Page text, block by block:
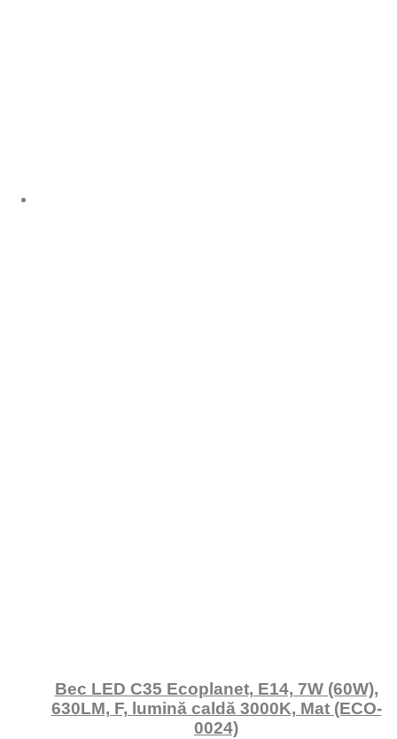
Bec LED C35 Ecoplanet, E14, 7W (60W),
630LM, F, lumină caldă 3000K, Mat (ECO-
0024)